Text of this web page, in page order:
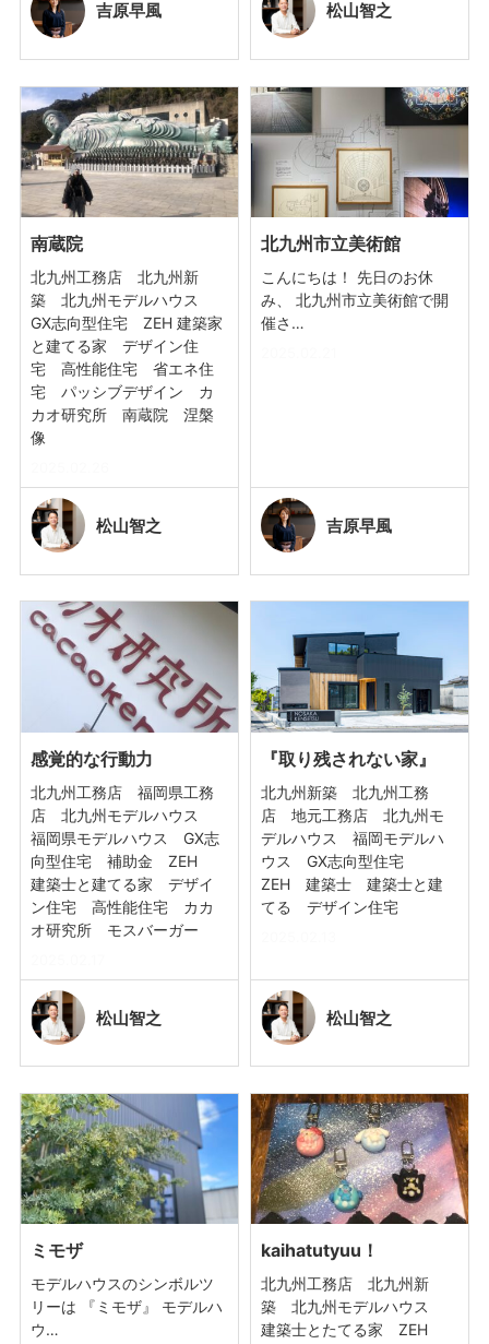
吉原早風 松山智之
南蔵院
北九州工務店 北九州新
築 北九州モデルハウス
GX志向型住宅 ZEH 建築家
と建てる家 デザイン住
宅 高性能住宅 省エネ住
宅 パッシブデザイン カ
カオ研究所 南蔵院 涅槃
像
松山智之
北九州市立美術館
こんにちは！ 先日のお休
み、 北九州市立美術館で開
催さ…
吉原早風
感覚的な行動力
北九州工務店 福岡県工務
店 北九州モデルハウス
福岡県モデルハウス GX志
向型住宅 補助金 ZEH
建築士と建てる家 デザイ
ン住宅 高性能住宅 カカ
オ研究所 モスバーガー
松山智之
『取り残されない家』
北九州新築 北九州工務
店 地元工務店 北九州モ
デルハウス 福岡モデルハ
ウス GX志向型住宅
ZEH 建築士 建築士と建
てる デザイン住宅
松山智之
ミモザ
モデルハウスのシンボルツ
リーは 『ミモザ』 モデルハ
ウ…
kaihatutyuu！
北九州工務店 北九州新
築 北九州モデルハウス
建築士とたてる家 ZEH